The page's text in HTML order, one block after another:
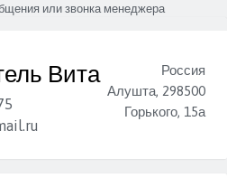
или звонка менеджера
Вита
Россия
Алушта, 298500
Горького, 15а